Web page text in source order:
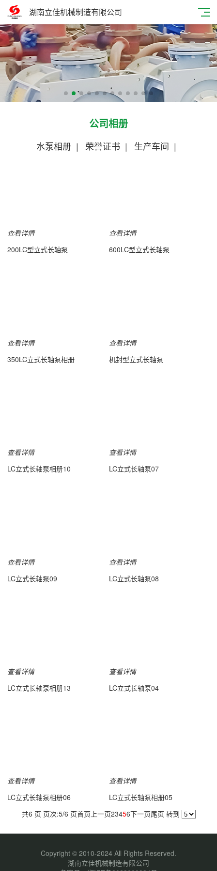
湖南立佳机械制造有限公司
公司相册
水泵相册| 荣誉证书 | 生产车间 |
查看详情
200LC型立式长轴泵
查看详情
600LC型立式长轴泵
查看详情
350LC立式长轴泵相册
查看详情
机封型立式长轴泵
查看详情
LC立式长轴泵相册10
查看详情
LC立式长轴泵07
查看详情
LC立式长轴泵09
查看详情
LC立式长轴泵08
查看详情
LC立式长轴泵相册13
查看详情
LC立式长轴泵04
查看详情
LC立式长轴泵相册06
查看详情
LC立式长轴泵相册05
共6 页 页次:5/6 页首页 上一页23456下一页尾页 转到
Copyright © 2010-2024 All Rights Reserved.
湖南立佳机械制造有限公司